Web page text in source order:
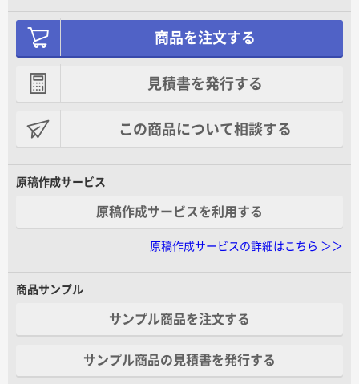
商品を注文する
見積書を発行する
この商品について相談する
原稿作成サービス
原稿作成サービスを利用する
原稿作成サービスの詳細はこちら ＞＞
商品サンプル
サンプル商品を注文する
サンプル商品の見積書を発行する